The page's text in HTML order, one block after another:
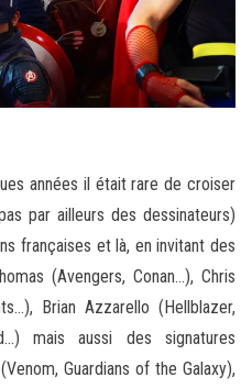
années il était rare de croiser
par ailleurs des dessinateurs)
françaises et là, en invitant des
(Avengers, Conan…), Chris
Brian Azzarello (Hellblazer,
mais aussi des signatures
Guardians of the Galaxy),